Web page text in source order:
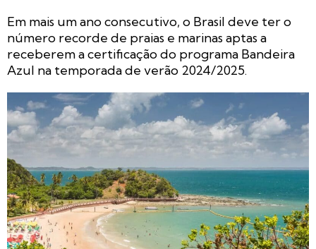
Em mais um ano consecutivo, o Brasil deve ter o
número recorde de praias e marinas aptas a
receberem a certificação do programa Bandeira
Azul na temporada de verão 2024/2025.